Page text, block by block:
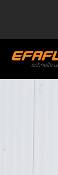
content